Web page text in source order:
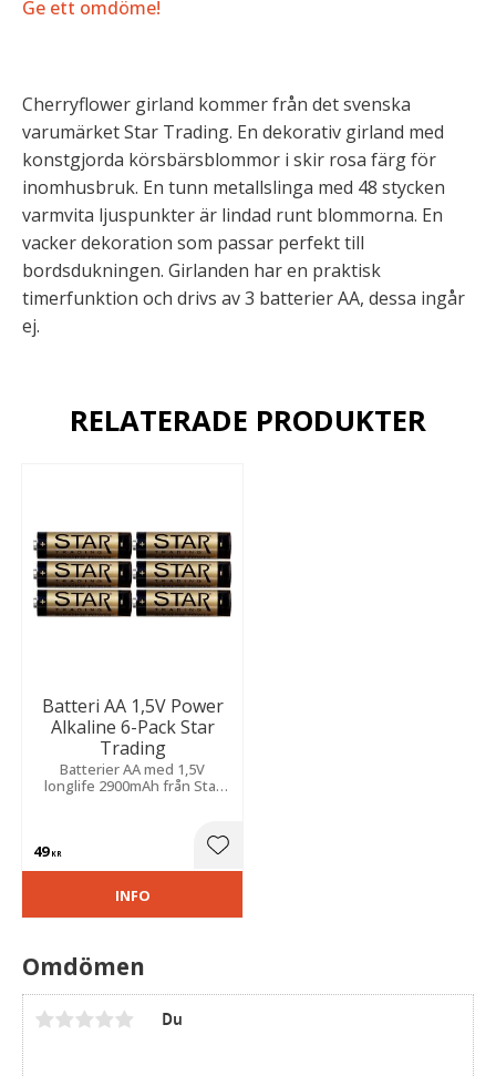
Ge ett omdöme!
Cherryflower girland kommer från det svenska
varumärket Star Trading. En dekorativ girland med
konstgjorda körsbärsblommor i skir rosa färg för
inomhusbruk. En tunn metallslinga med 48 stycken
varmvita ljuspunkter är lindad runt blommorna. En
vacker dekoration som passar perfekt till
bordsdukningen. Girlanden har en praktisk
timerfunktion och drivs av 3 batterier AA, dessa ingår
ej.
Omdömen
Du
RELATERADE PRODUKTER
Batteri AA 1,5V Power
Alkaline 6-Pack Star
Trading
Batterier AA med 1,5V
longlife 2900mAh från Star
49KR Lägg till i favoriter
INFO